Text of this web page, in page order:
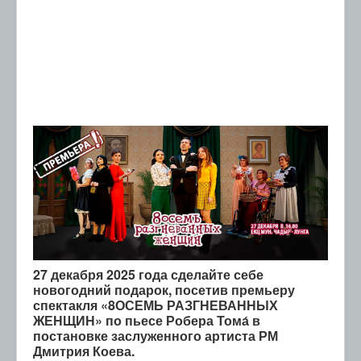
27 декабря 2025 года сделайте себе
новогодний подарок, посетив премьеру
спектакля «8ОСЕМЬ РАЗГНЕВАННЫХ
ЖЕНЩИН» по пьесе Робера Тома́ в
постановке заслуженного артиста РМ
Дмитрия Коева.